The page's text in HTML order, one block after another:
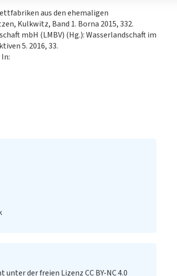
aus den ehemaligen
Kulkwitz, Band 1. Borna 2015, 332.
mbH (LMBV) (Hg.): Wasserlandschaft im
5. 2016, 33.
der freien Lizenz CC BY-NC 4.0